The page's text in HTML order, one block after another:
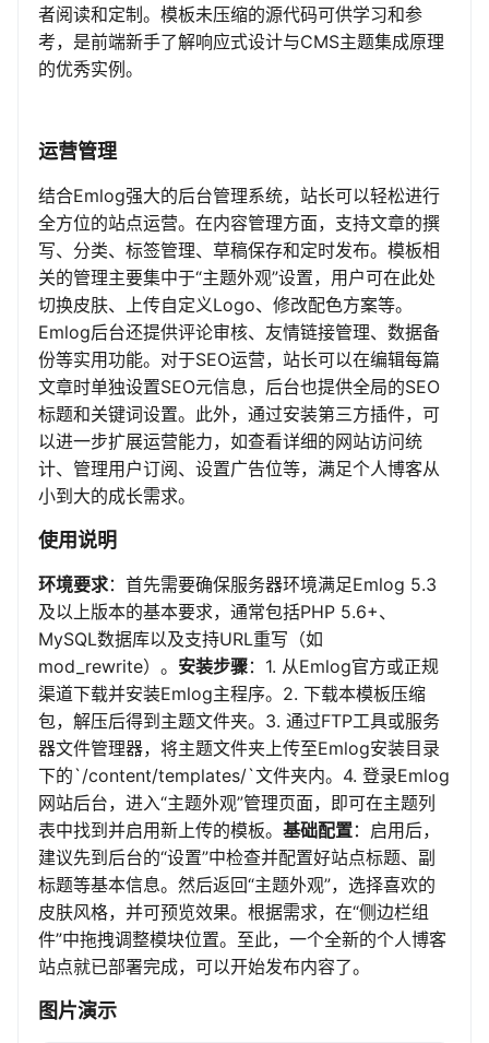
者阅读和定制。模板未压缩的源代码可供学习和参
考，是前端新手了解响应式设计与CMS主题集成原理
的优秀实例。
运营管理
结合Emlog强大的后台管理系统，站长可以轻松进行
全方位的站点运营。在内容管理方面，支持文章的撰
写、分类、标签管理、草稿保存和定时发布。模板相
关的管理主要集中于“主题外观”设置，用户可在此处
切换皮肤、上传自定义Logo、修改配色方案等。
Emlog后台还提供评论审核、友情链接管理、数据备
份等实用功能。对于SEO运营，站长可以在编辑每篇
文章时单独设置SEO元信息，后台也提供全局的SEO
标题和关键词设置。此外，通过安装第三方插件，可
以进一步扩展运营能力，如查看详细的网站访问统
计、管理用户订阅、设置广告位等，满足个人博客从
小到大的成长需求。
使用说明
环境要求：首先需要确保服务器环境满足Emlog 5.3
及以上版本的基本要求，通常包括PHP 5.6+、
MySQL数据库以及支持URL重写（如
mod_rewrite）。 安装步骤：1. 从Emlog官方或正规
渠道下载并安装Emlog主程序。2. 下载本模板压缩
包，解压后得到主题文件夹。3. 通过FTP工具或服务
器文件管理器，将主题文件夹上传至Emlog安装目录
下的`/content/templates/`文件夹内。4. 登录Emlog
网站后台，进入“主题外观”管理页面，即可在主题列
表中找到并启用新上传的模板。 基础配置：启用后，
建议先到后台的“设置”中检查并配置好站点标题、副
标题等基本信息。然后返回“主题外观”，选择喜欢的
皮肤风格，并可预览效果。根据需求，在“侧边栏组
件”中拖拽调整模块位置。至此，一个全新的个人博客
站点就已部署完成，可以开始发布内容了。
图片演示